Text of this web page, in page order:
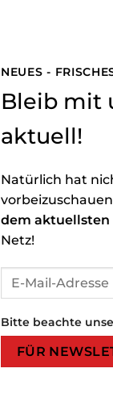
NEUES -
Bleib mit
aktuell!
Natürlich hat
dem aktuellsten
Netz!
Bitte beachte
Bitte lasse dieses
Bitte lasse dieses